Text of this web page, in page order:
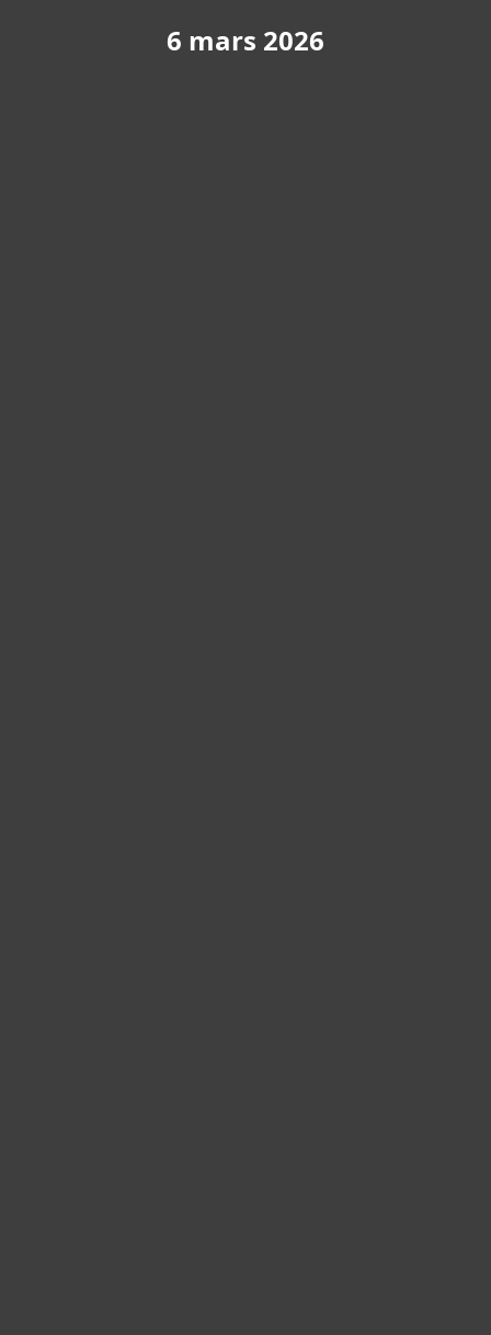
6 mars 2026